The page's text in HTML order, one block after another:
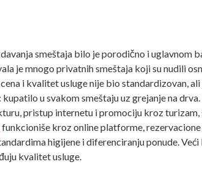
smeštaja bilo je porodično i uglavnom
je mnogo privatnih smeštaja koji su nudili
i kvalitet usluge nije bio standardizovan,
u svakom smeštaju uz grejanje na
pristup internetu i promociju kroz
funkcioniše kroz online platforme,
higijene i diferenciranju ponude.
kvalitet usluge.